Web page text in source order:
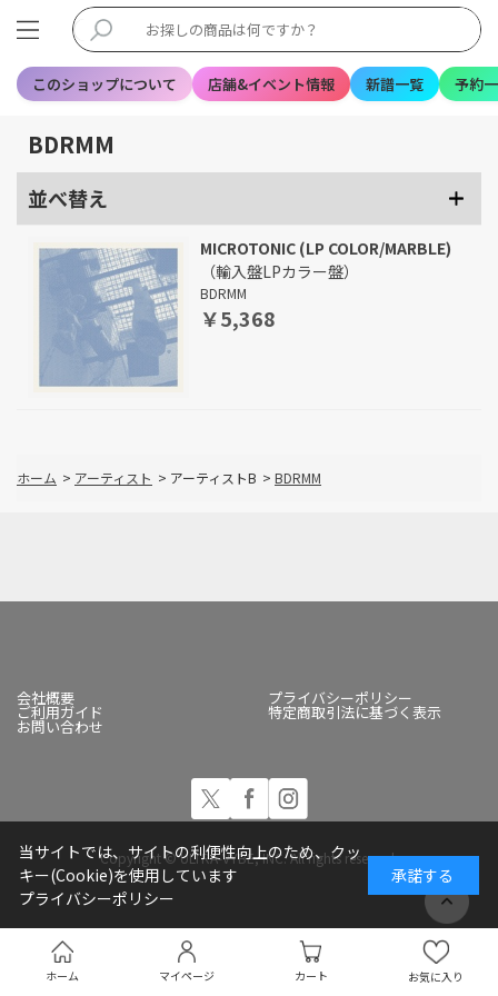
このショップについて 店舗&イベント情報 新譜一覧 予約
ホーム マイページ カート お気に入り
BDRMM
並べ替え
MICROTONIC (LP COLOR/MARBLE)
（輸入盤LPカラー盤）
BDRMM
￥5,368
ホーム > アーティスト > アーティストB > BDRMM
会社概要 プライバシーポリシー
ご利用ガイド 特定商取引法に基づく表示
お問い合わせ
Copyright © ULTRA-VYBE, INC. All rights reserved.
当サイトでは、サイトの利便性向上のため、クッ
キー(Cookie)を使用しています
プライバシーポリシー
承諾する